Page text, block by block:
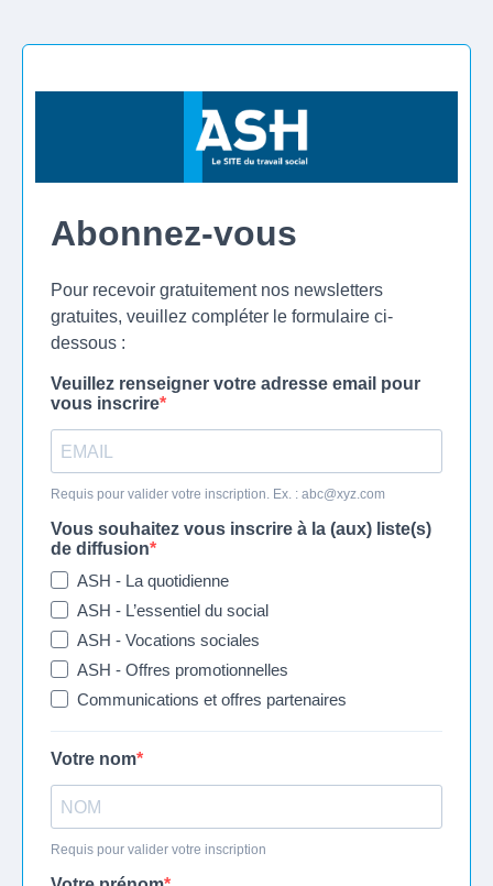
Abonnez-vous
Pour recevoir gratuitement nos newsletters
gratuites, veuillez compléter le formulaire ci-
dessous :
Veuillez renseigner votre adresse email pour
vous inscrire
Requis pour valider votre inscription. Ex. : abc@xyz.com
Vous souhaitez vous inscrire à la (aux) liste(s)
de diffusion
ASH - La quotidienne
ASH - L’essentiel du social
ASH - Vocations sociales
ASH - Offres promotionnelles
Communications et offres partenaires
Votre nom
Requis pour valider votre inscription